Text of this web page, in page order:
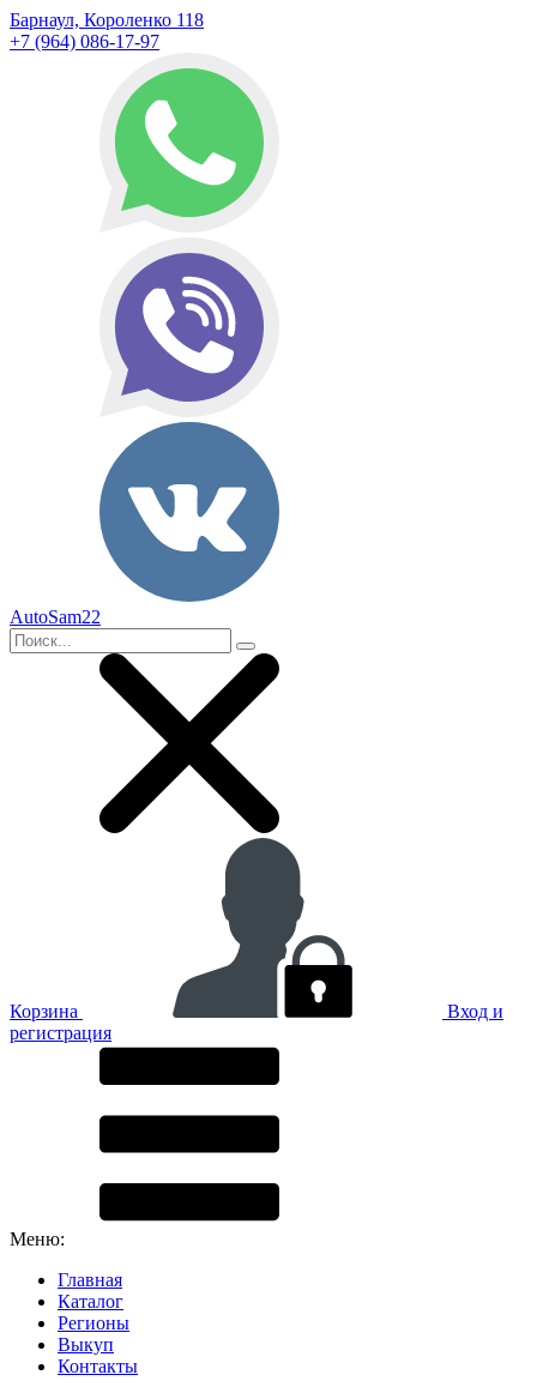
Барнаул, Короленко 118
+7 (964) 086-17-97
AutoSam22
Корзина
Вход и
регистрация
Меню:
Главная
Каталог
Регионы
Выкуп
Контакты